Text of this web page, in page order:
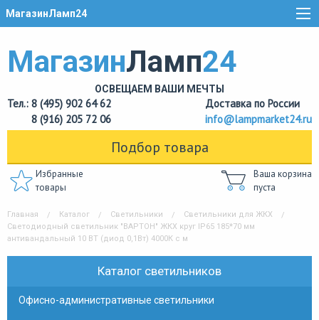
МагазинЛамп24
МагазинЛамп24
ОСВЕЩАЕМ ВАШИ МЕЧТЫ
Тел.: 8 (495) 902 64 62
8 (916) 205 72 06
Доставка по России
info@lampmarket24.ru
Подбор товара
Избранные
товары
Ваша корзина
пуста
Главная Каталог Светильники
Светильники для ЖКХ
Светодиодный светильник "ВАРТОН" ЖКХ круг IP65 185*70 мм
антивандальный 10 ВТ (диод 0,1Вт) 4000К с м
Каталог светильников
Офисно-административные светильники